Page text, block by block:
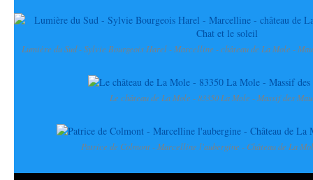
Lumière du Sud - Sylvie Bourgeois Harel - Marcelline - château de La Mole -
Le château de La Mole - 83350 La Mole - Massif des
Patrice de Colmont - Marcelline l'aubergine - Château de La